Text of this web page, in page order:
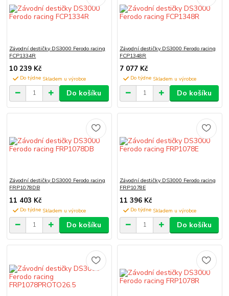
Závodní destičky DS3000 Ferodo racing
FCP1334R
10 239 Kč
Do týdne
Do košíku
Závodní destičky DS3000 Ferodo racing
FCP1348R
7 077 Kč
Do týdne
Do košíku
Závodní destičky DS3000 Ferodo racing
FRP1078DB
11 403 Kč
Do týdne
Do košíku
Závodní destičky DS3000 Ferodo racing
FRP1078E
11 396 Kč
Do týdne
Do košíku